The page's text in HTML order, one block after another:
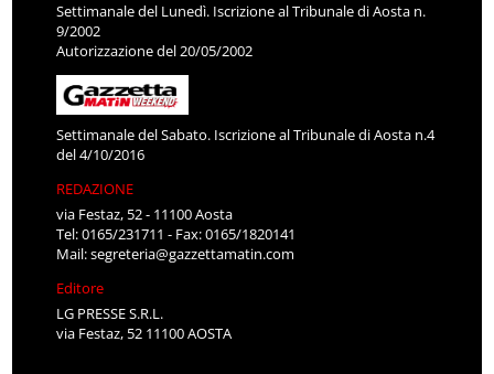
Settimanale del Lunedì. Iscrizione al Tribunale di Aosta n.
9/2002
Autorizzazione del 20/05/2002
Settimanale del Sabato. Iscrizione al Tribunale di Aosta n.4
del 4/10/2016
REDAZIONE
via Festaz, 52 - 11100 Aosta
Tel: 0165/231711 - Fax: 0165/1820141
Mail:segreteria@gazzettamatin.com
Editore
LG PRESSE S.R.L.
via Festaz, 52 11100 AOSTA